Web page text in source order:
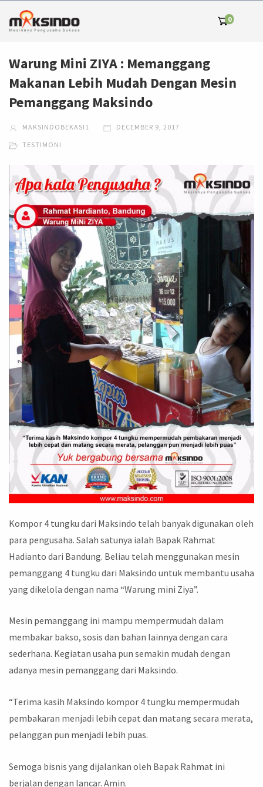
0
Warung Mini ZIYA : Memanggang
Makanan Lebih Mudah Dengan Mesin
Pemanggang Maksindo
MAKSINDOBEKASI1 DECEMBER 9, 2017
TESTIMONI
Kompor 4 tungku dari Maksindo telah banyak digunakan oleh
para pengusaha. Salah satunya ialah Bapak Rahmat
Hadianto dari Bandung. Beliau telah menggunakan mesin
pemanggang 4 tungku dari Maksindo untuk membantu usaha
yang dikelola dengan nama “Warung mini Ziya”.
Mesin pemanggang ini mampu mempermudah dalam
membakar bakso, sosis dan bahan lainnya dengan cara
sederhana. Kegiatan usaha pun semakin mudah dengan
adanya mesin pemanggang dari Maksindo.
“Terima kasih Maksindo kompor 4 tungku mempermudah
pembakaran menjadi lebih cepat dan matang secara merata,
pelanggan pun menjadi lebih puas.
Semoga bisnis yang dijalankan oleh Bapak Rahmat ini
berjalan dengan lancar. Amin.